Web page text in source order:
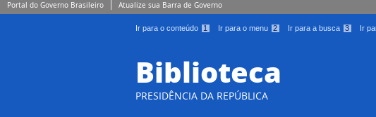
Portal do Governo Brasileiro Atualize sua Barra de Governo
Ir para o conteúdo 1 Ir para o menu 2 Ir para a busca 3 Ir
Biblioteca
PRESIDÊNCIA DA REPÚBLICA